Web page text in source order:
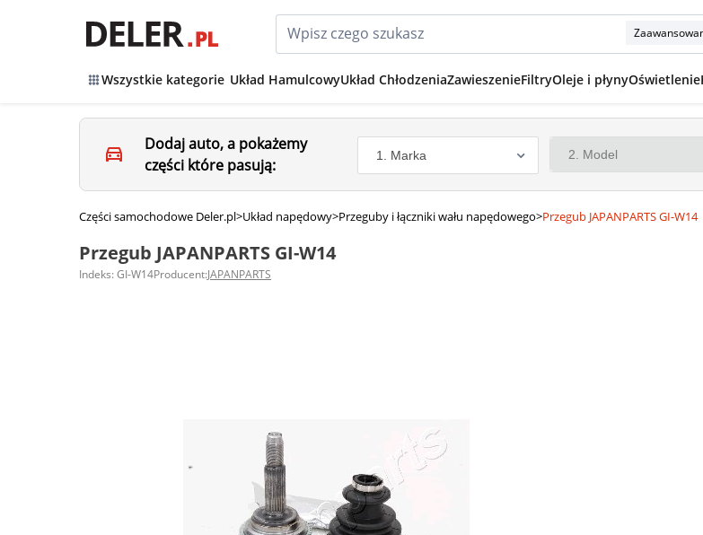
Wszystkie kategorie Układ HamulcowyUkład ChłodzeniaZawieszenieFiltryOleje i płynyOświetlenie
Dodaj auto, a pokażemy
części które pasują:
Części samochodowe Deler.pl>Układ napędowy>Przeguby i łączniki wału napędowego>Przegub JAPANPARTS GI-W14
Przegub JAPANPARTS GI-W14
Indeks: GI-W14Producent:JAPANPARTS